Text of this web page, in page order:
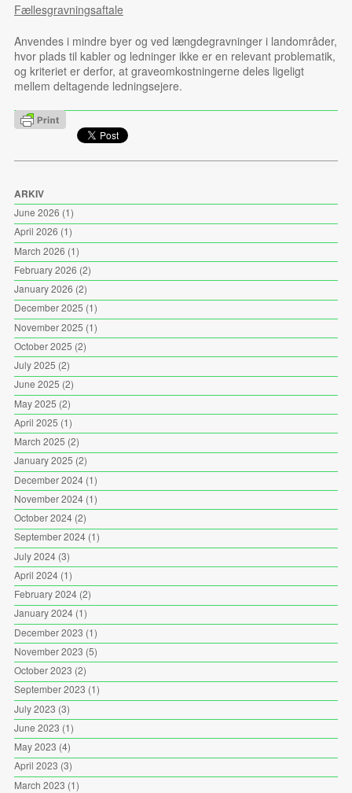
Fællesgravningsaftale
Anvendes i mindre byer og ved længdegravninger i landområder,
hvor plads til kabler og ledninger ikke er en relevant problematik,
og kriteriet er derfor, at graveomkostningerne deles ligeligt
mellem deltagende ledningsejere.
ARKIV
June 2026 (1)
April 2026 (1)
March 2026 (1)
February 2026 (2)
January 2026 (2)
December 2025 (1)
November 2025 (1)
October 2025 (2)
July 2025 (2)
June 2025 (2)
May 2025 (2)
April 2025 (1)
March 2025 (2)
January 2025 (2)
December 2024(1)
November 2024(1)
October 2024(2)
September 2024(1)
July 2024(3)
April 2024(1)
February 2024(2)
January 2024(1)
December 2023 (1)
November 2023 (5)
October 2023 (2)
September 2023 (1)
July 2023 (3)
June 2023 (1)
May 2023 (4)
April 2023 (3)
March 2023 (1)